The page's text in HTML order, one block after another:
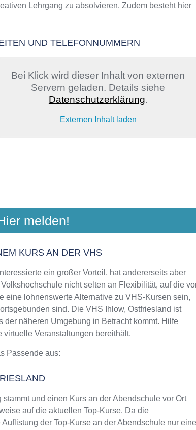
Lehrgang zu absolvieren. Zudem besteht hier
UND TELEFONNUMMERN
Bei Klick wird dieser Inhalt von externen
Servern geladen. Details siehe
Datenschutzerklärung.
Externen Inhalt laden
melden!
KURS AN DER VHS
ein großer Vorteil, hat andererseits aber
nicht selten an Flexibilität, auf die
lohnenswerte Alternative zu VHS-Kursen sein,
sind. Die VHS Ihlow, Ostfriesland ist
näheren Umgebung in Betracht kommt. Hilfe
Veranstaltungen bereithält.
Passende aus:
und einen Kurs an der Abendschule vor Ort
auf die aktuellen Top-Kurse. Da die
der Top-Kurse an der Abendschule nur eine